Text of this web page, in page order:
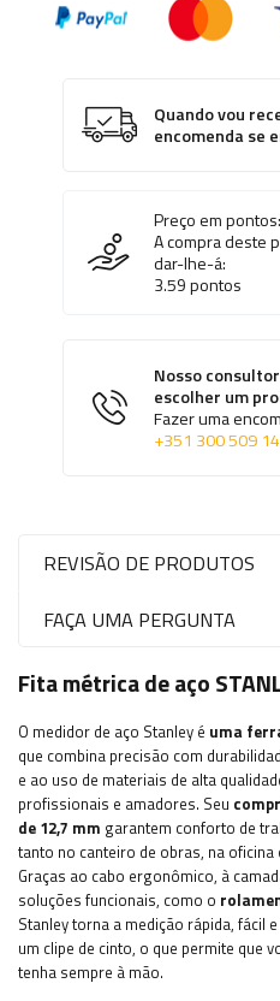
Quando vou
encomenda se
Preço em pontos:
A compra deste
dar-lhe-á:
3.59pontos
Nosso
escolher um
Fazer uma
+351 300 509
REVISÃO DE PRODUTOS
FAÇA UMA PERGUNTA
Fita métrica de aço
O medidor de aço Stanley é uma
que combina precisão com
e ao uso de materiais de alta
profissionais e amadores. Seu
de 12,7 mm garantem conforto de
tanto no canteiro de obras, na
Graças ao cabo ergonômico, à
soluções funcionais, como o
Stanley torna a medição rápida, fácil
um clipe de cinto, o que permite que
tenha sempre à mão.